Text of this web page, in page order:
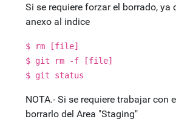
Si se requiere forzar el borrado, ya
anexo al indice
$ rm [file]
$ git rm -f [file]
$ git status
NOTA.- Si se requiere trabajar con
borrarlo del Area "Staging"